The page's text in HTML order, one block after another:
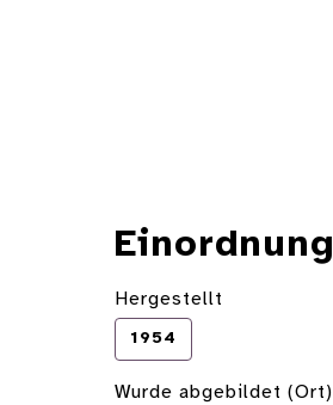
Einordnung
Hergestellt
1954
Wurde abgebildet (Ort)